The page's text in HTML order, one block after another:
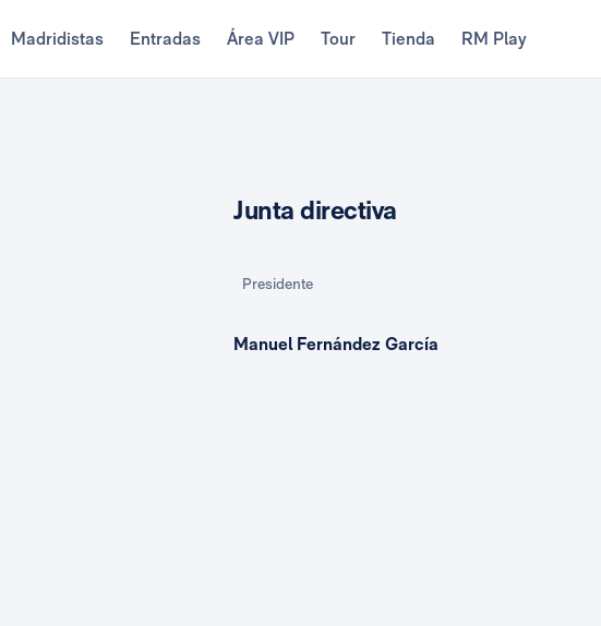
Madridistas Entradas Área VIP Tour Tienda RM Play
Junta directiva
Presidente
Manuel Fernández García